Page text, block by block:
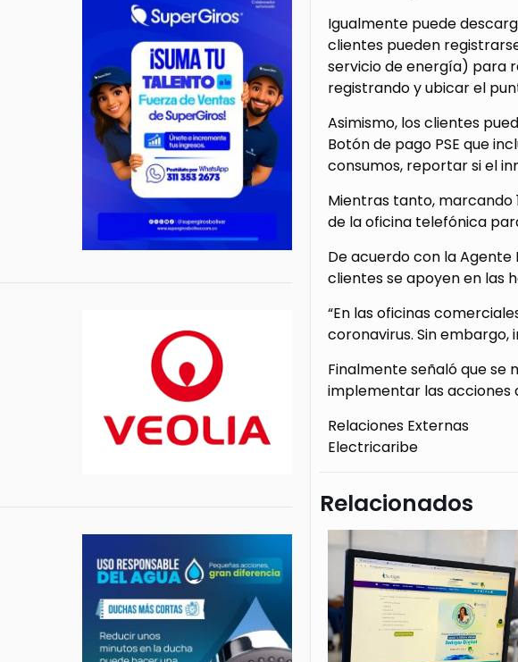
Igualmente puede
clientes pueden
servicio de energía) para
registrando y ubicar el
Asimismo, los clientes
Botón de pago PSE que
consumos, reportar si el
Mientras tanto, marcando
de la oficina telefónica
De acuerdo con la Agente
clientes se apoyen en las
“En las oficinas
coronavirus. Sin embargo,
Finalmente señaló que
implementar las acciones
Relaciones Externas
Electricaribe
Relacionados